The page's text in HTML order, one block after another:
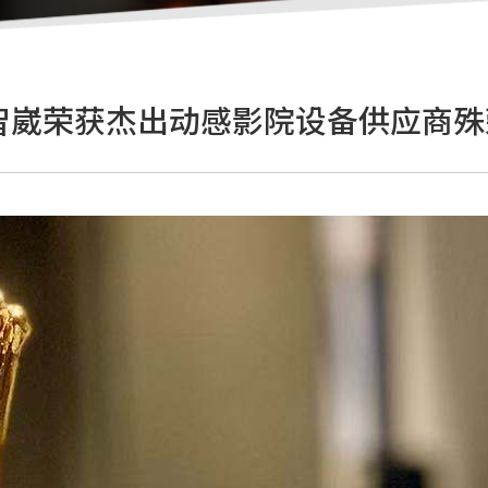
荣获杰出动感影院设备供应商